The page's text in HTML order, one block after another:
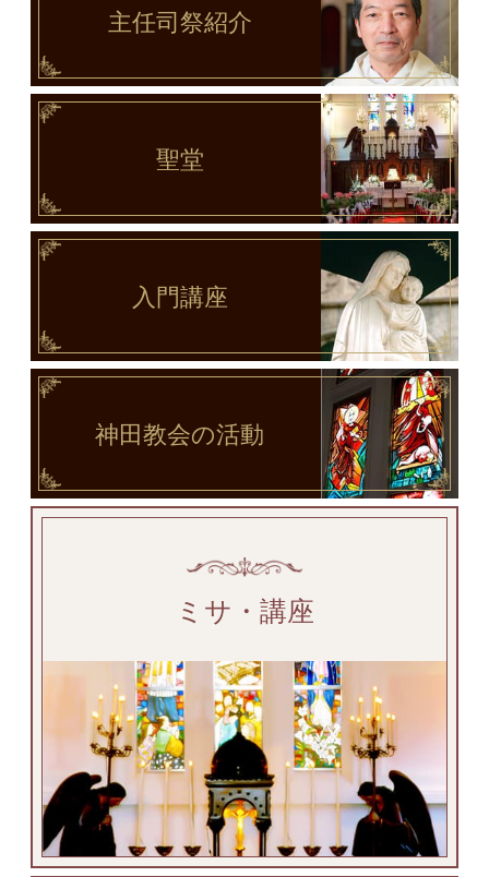
主任司祭紹介
聖堂
入門講座
神田教会の活動
ミサ・講座